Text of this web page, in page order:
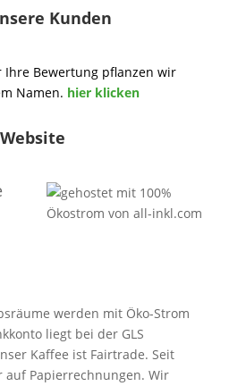
Kunden
Ihre Bewertung pflanzen wir
Namen. hier klicken
werden mit Öko-Strom
liegt bei der GLS
Kaffee ist Fairtrade. Seit
auf Papierrechnungen. Wir